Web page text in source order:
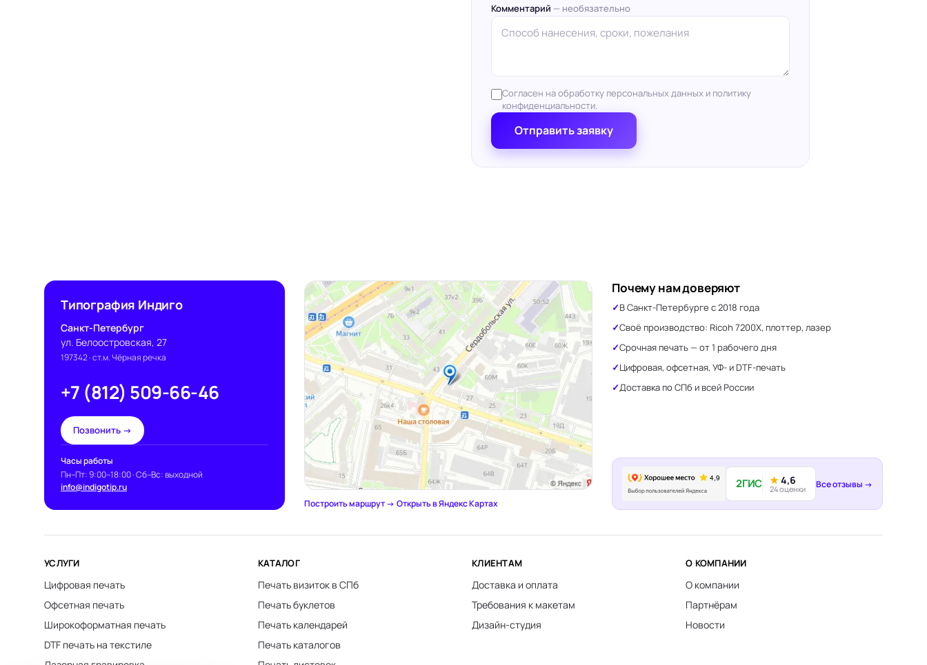
Комментарий — необязательно
Согласен на обработку персональных данных и политику
конфиденциальности.
Отправить заявку
Типография Индиго
Санкт-Петербург
ул. Белоостровская, 27
197342· ст.м. Чёрная речка
+7 (812) 509-66-46
Позвонить →
Часы работы
Пн–Пт: 9:00–18:00 · Сб–Вс: выходной
info@indigotip.ru
Построить маршрут →·Открыть в Яндекс Картах
Почему нам доверяют
В Санкт-Петербурге с 2018 года
Своё производство: Ricoh 7200X, плоттер, лазер
Срочная печать — от 1 рабочего дня
Цифровая, офсетная, УФ- и DTF-печать
Доставка по СПб и всей России
2ГИС ★4,6
24 оценки Все отзывы →
УСЛУГИ
Цифровая печать
Офсетная печать
Широкоформатная печать
DTF печать на текстиле
КАТАЛОГ
Печать визиток в СПб
Печать буклетов
Печать календарей
Печать каталогов
КЛИЕНТАМ
Доставка и оплата
Требования к макетам
Дизайн-студия
О КОМПАНИИ
О компании
Партнёрам
Новости